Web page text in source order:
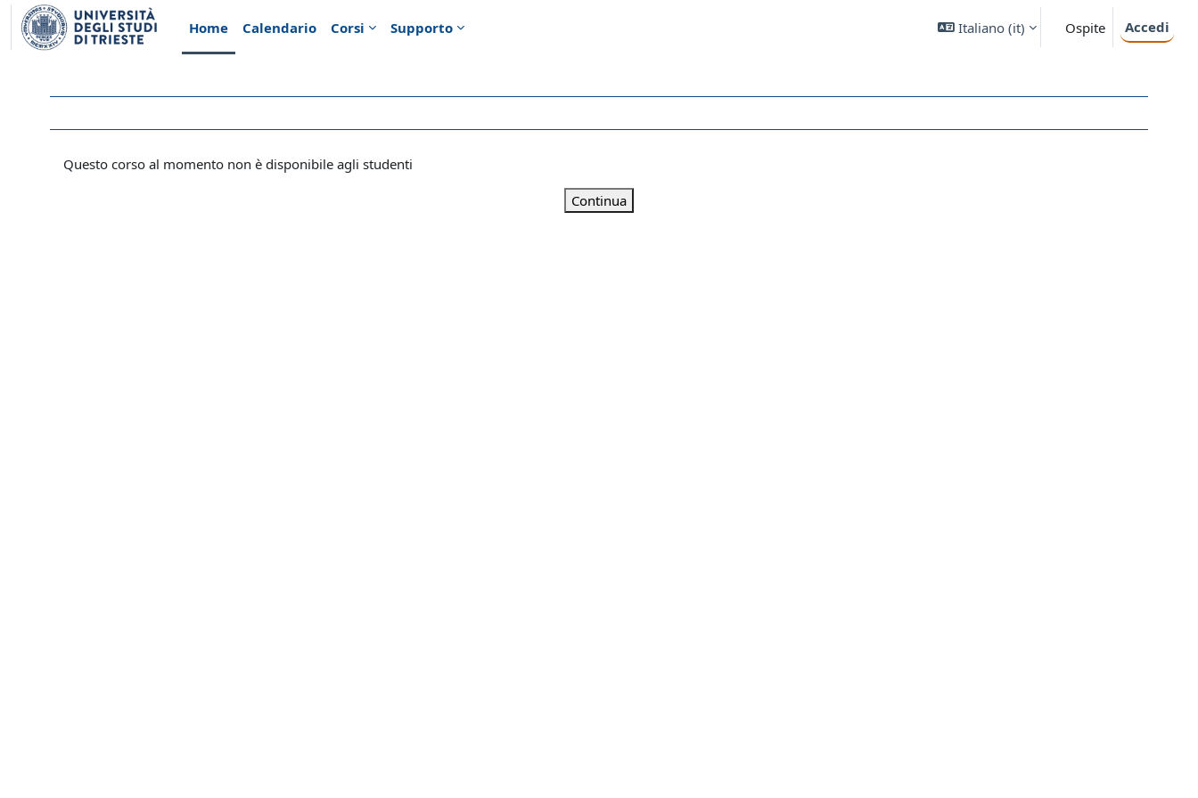
Vai al contenuto principale
Home
Calendario Corsi Supporto Italiano ‎(it)‎ Ospite Accedi
Questo corso al momento non è disponibile agli studenti
Continua